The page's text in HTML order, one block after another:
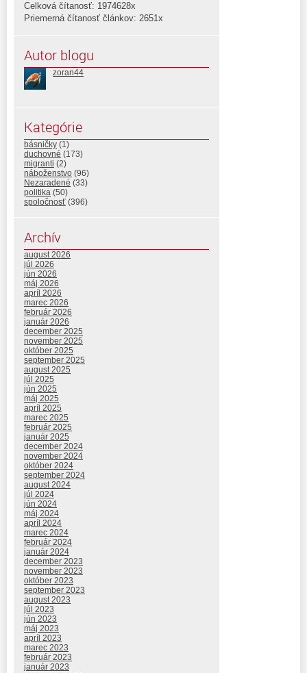
Celková čítanosť: 1974628x
Priemerná čítanosť článkov: 2651x
Autor blogu
zoran44
Kategórie
básničky (1)
duchovné (173)
migranti (2)
náboženstvo (96)
Nezaradené (33)
politika (50)
spoločnosť (396)
Archív
august 2026
júl 2026
jún 2026
máj 2026
apríl 2026
marec 2026
február 2026
január 2026
december 2025
november 2025
október 2025
september 2025
august 2025
júl 2025
jún 2025
máj 2025
apríl 2025
marec 2025
február 2025
január 2025
december 2024
november 2024
október 2024
september 2024
august 2024
júl 2024
jún 2024
máj 2024
apríl 2024
marec 2024
február 2024
január 2024
december 2023
november 2023
október 2023
september 2023
august 2023
júl 2023
jún 2023
máj 2023
apríl 2023
marec 2023
február 2023
január 2023